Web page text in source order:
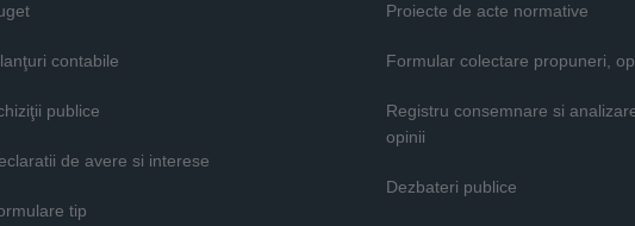
contabile
publice
de avere si interese
tip
Proiecte de acte normative
Formular colectare propuneri,
Registru consemnare si
opinii
Dezbateri publice